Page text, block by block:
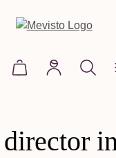
have 0 wishlist
Shopping cart